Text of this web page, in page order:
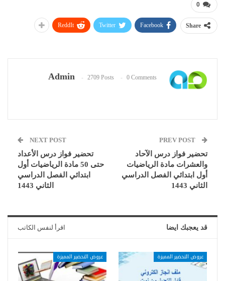
0
Share
Facebook
Twitter
ReddIt
Admin 2709 Posts 0 Comments
تحضير فواز درس الآحاد
والعشرات مادة الرياضيات
أول ابتدائي الفصل الدراسي
الثاني 1443
NEXT POST
تحضير فواز درس الأعداد
حتى 50 مادة الرياضيات أول
ابتدائي الفصل الدراسي
الثاني 1443
قد يعجبك ايضا اقرأ لنفس الكاتب
عروض التحضير المميزة عروض التحضير المميزة